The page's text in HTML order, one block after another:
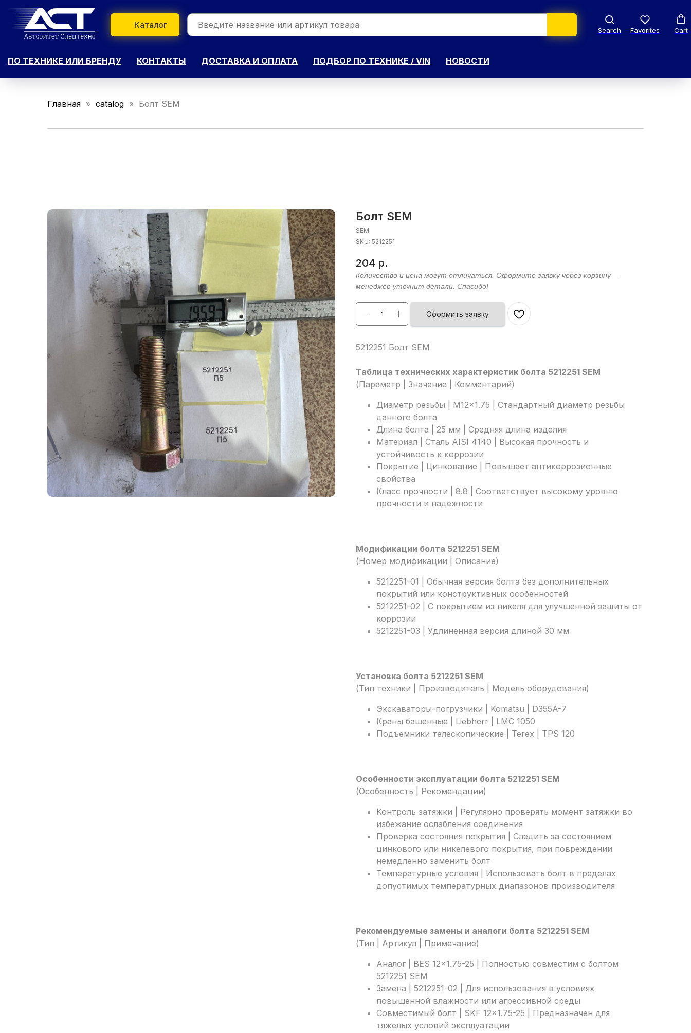
Каталог
Search Favorites Cart
ПО ТЕХНИКЕ ИЛИ БРЕНДУ КОНТАКТЫ ДОСТАВКА И ОПЛАТА ПОДБОР ПО ТЕХНИКЕ / VIN НОВОСТИ
Главная catalog Болт SEM
Болт SEM
SEM
SKU: 5212251
204 р.
Оформить заявку
5212251 Болт SEM
Таблица технических характеристик болта 5212251 SEM
(Параметр | Значение | Комментарий)
Диаметр резьбы | M12x1.75 | Стандартный диаметр резьбы
данного болта
Длина болта | 25 мм | Средняя длина изделия
Материал | Сталь AISI 4140 | Высокая прочность и
устойчивость к коррозии
Покрытие | Цинкование | Повышает антикоррозионные
свойства
Класс прочности | 8.8 | Соответствует высокому уровню
прочности и надежности
Модификации болта 5212251 SEM
(Номер модификации | Описание)
5212251-01 | Обычная версия болта без дополнительных
покрытий или конструктивных особенностей
5212251-02 | С покрытием из никеля для улучшенной защиты от
коррозии
5212251-03 | Удлиненная версия длиной 30 мм
Установка болта 5212251 SEM
(Тип техники | Производитель | Модель оборудования)
Экскаваторы-погрузчики | Komatsu | D355A-7
Краны башенные | Liebherr | LMC 1050
Подъемники телескопические | Terex | TPS 120
Особенности эксплуатации болта 5212251 SEM
(Особенность | Рекомендации)
Контроль затяжки | Регулярно проверять момент затяжки во
избежание ослабления соединения
Проверка состояния покрытия | Следить за состоянием
цинкового или никелевого покрытия, при повреждении
немедленно заменить болт
Температурные условия | Использовать болт в пределах
допустимых температурных диапазонов производителя
Рекомендуемые замены и аналоги болта 5212251 SEM
(Тип | Артикул | Примечание)
Аналог | BES 12x1.75-25 | Полностью совместим с болтом
5212251 SEM
Замена | 5212251-02 | Для использования в условиях
повышенной влажности или агрессивной среды
Совместимый болт | SKF 12x1.75-25 | Предназначен для
тяжелых условий эксплуатации